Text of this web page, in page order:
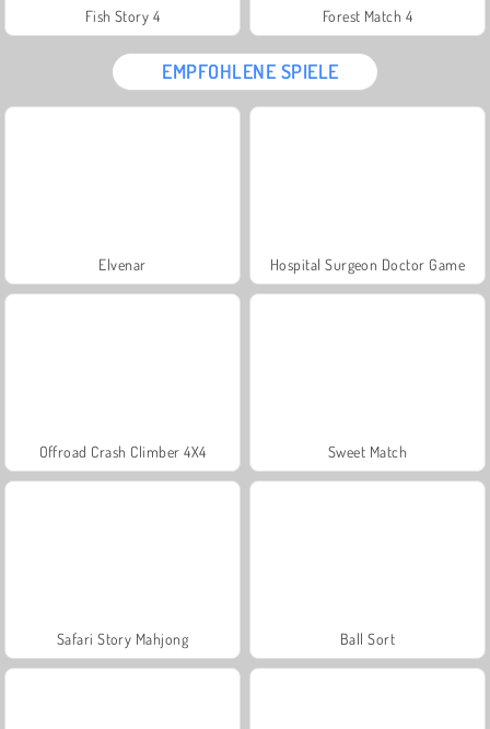
Fish Story 4 Forest Match 4
EMPFOHLENE SPIELE
Elvenar Hospital Surgeon Doctor Game
Offroad Crash Climber 4X4 Sweet Match
Safari Story Mahjong Ball Sort